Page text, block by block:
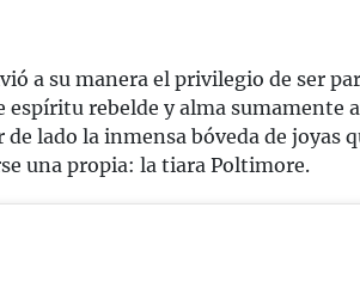
a su manera el privilegio de ser
espíritu rebelde y alma sumamente
lado la inmensa bóveda de joyas
una propia: la tiara Poltimore.